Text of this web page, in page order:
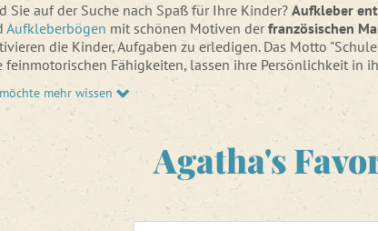
Sie auf der Suche nach Spaß für Ihre Kinder? Aufkleber
Aufkleberbögen mit schönen Motiven derfranzösischen
die Kinder, Aufgaben zu erledigen. Das Motto
feinmotorischen Fähigkeiten, lassen ihre Persönlichkeit in
die sie mit ihrem bereits erworbenen Wissen
uns finden Sie
Aufkleber für Kinder ab 18 Monaten.
mehr wissen
Agatha's